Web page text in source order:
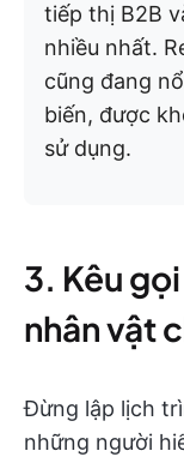
tiếp thị B2B
nhiều nhất.
cũng đang
biến, được
sử dụng.
3. Kêu
nhân vật
Đừng lập lịch
những người